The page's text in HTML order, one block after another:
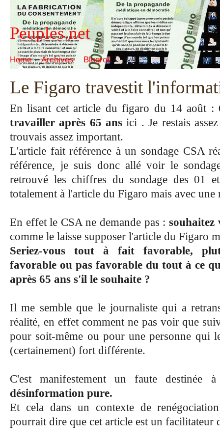
Peuples.net
Home Archives Blogroll
Le Figaro travestit
En lisant cet article du figaro du 14 août :
travailler après 65 ans ici . Je restais
trouvais assez important.
L'article fait référence à un sondage CSA
référence, je suis donc allé voir le
retrouvé les chiffres du sondage des 01
totalement à l'article du Figaro mais avec une
En effet le CSA ne demande pas : souhaitez
comme le laisse supposer l'article du Figaro
Seriez-vous tout à fait favorable,
favorable ou pas favorable du tout à ce
après 65 ans s'il le souhaite ?
Il me semble que le journaliste qui a
réalité, en effet comment ne pas voir que
pour soit-même ou pour une personne qui
(certainement) fort différente.
C'est manifestement un faute
désinformation pure.
Et cela dans un contexte de
pourrait dire que cet article est un facilitateur